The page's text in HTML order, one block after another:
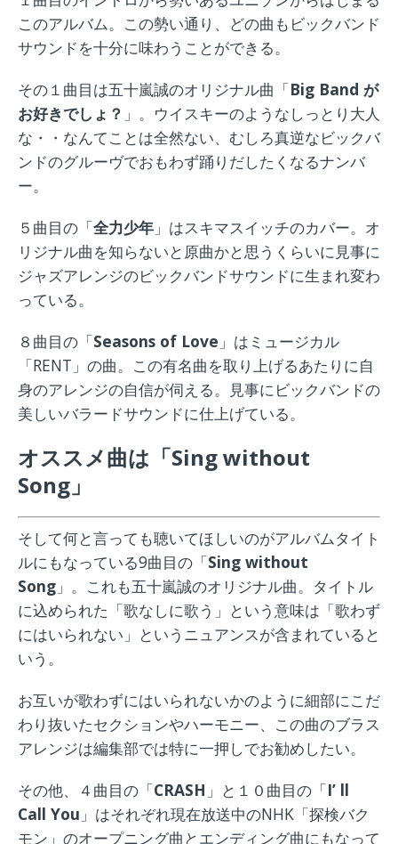
このアルバム。この勢い通り、どの曲もビックバンド
サウンドを十分に味わうことができる。
その１曲目は五十嵐誠のオリジナル曲「Big Band が
お好きでしょ？ 」。ウイスキーのようなしっとり大人
な・・なんてことは全然ない、むしろ真逆なビックバ
ンドのグルーヴでおもわず踊りだしたくなるナンバ
ー。
５曲目の「全力少年 」はスキマスイッチのカバー。オ
リジナル曲を知らないと原曲かと思うくらいに見事に
ジャズアレンジのビックバンドサウンドに生まれ変わ
っている。
８曲目の「Seasons of Love 」はミュージカル
「RENT」の曲。この有名曲を取り上げるあたりに自
身のアレンジの自信が伺える。見事にビックバンドの
美しいバラードサウンドに仕上げている。
オススメ曲は「Sing without
Song」
そして何と言っても聴いてほしいのがアルバムタイト
ルにもなっている9曲目の「Sing without
Song 」。これも五十嵐誠のオリジナル曲。タイトル
に込められた「歌なしに歌う」という意味は「歌わず
にはいられない」というニュアンスが含まれていると
いう。
お互いが歌わずにはいられないかのように細部にこだ
わり抜いたセクションやハーモニー、この曲のブラス
アレンジは編集部では特に一押しでお勧めしたい。
その他、４曲目の「CRASH 」と１０曲目の「I’ ll
Call You 」はそれぞれ現在放送中のNHK「探検バク
モン」のオープニング曲とエンディング曲にもなって